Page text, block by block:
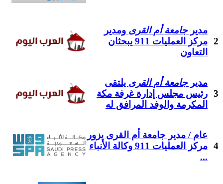
2
مديرجامعة أم القرى ومدير
مركز العمليات 911 يبحثان
التعاون
3
مديرجامعة أم القرى يلتقى
رئيس مجلس إدارة غرفة مكة
المكرمة والوفد المرافق له
4
عام / مدير جامعة أم القرى يزور
مركز العمليات 911 وكالة الأنباء
...